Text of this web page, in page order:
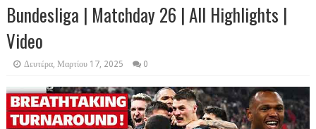
Bundesliga | Matchday 26 | All Highlights |
Video
Δευτέρα, Μαρτίου 17, 2025 0